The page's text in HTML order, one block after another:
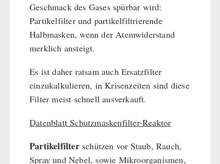
Geschmack des Gases spürbar wird:
Partikelfilter und partikelfiltrierende
Halbmasken, wenn der Atemwiderstand
merklich ansteigt.
Es ist daher ratsam auch Ersatzfilter
einzukalkulieren, in Krisenzeiten sind diese
Filter meist schnell ausverkauft.
Datenblatt Schutzmaskenfilter-Reaktor
Partikelfilterschützen vor Staub, Rauch,
Spray und Nebel, sowie Mikroorganismen,